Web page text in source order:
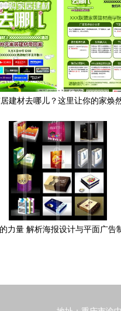
建材去哪儿？这里让你的家焕
力量 解析海报设计与平面广告